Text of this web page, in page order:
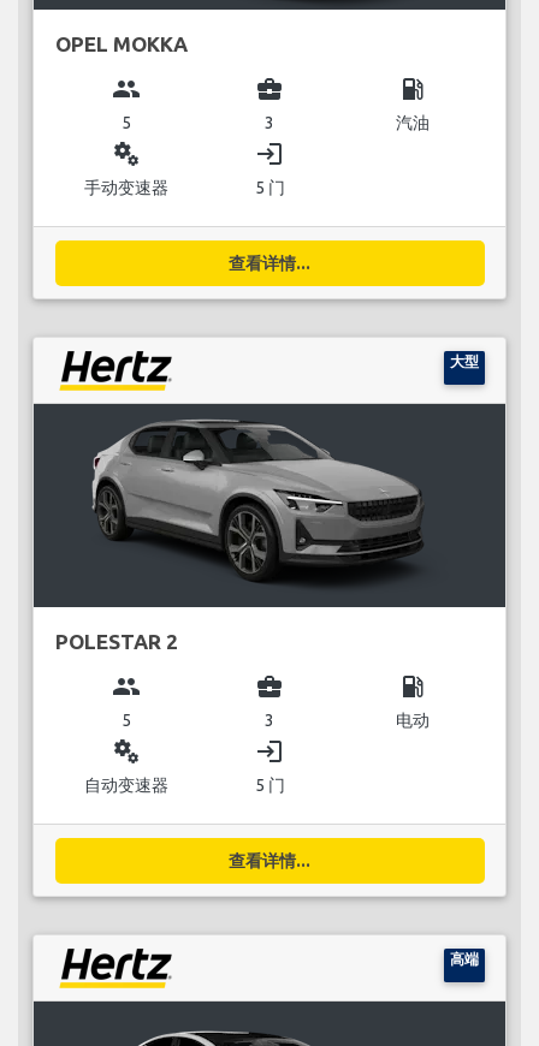
OPEL MOKKA
group
5
business_center
3
local_gas_station
汽油
miscellaneous_services
手动变速器
login
5 门
查看详情...
大型
POLESTAR 2
group
5
business_center
3
local_gas_station
电动
miscellaneous_services
自动变速器
login
5 门
查看详情...
高端